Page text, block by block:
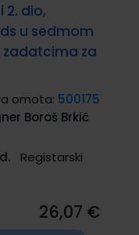
2. dio,
u sedmom
zadatcima za
omota: 500175
Boroš Brkić
Registarski
26,07 €